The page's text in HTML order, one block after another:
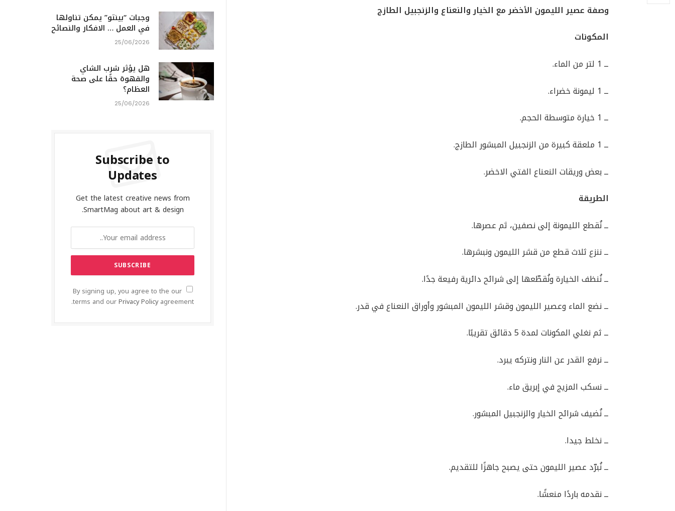
وصفة عصير الليمون الأخضر مع الخيار والنعناع والزنجبيل الطازج
المكونات
ــ 1 لتر من الماء.
ــ 1 ليمونة خضراء.
ــ 1 خيارة متوسطة الحجم.
ــ 1 ملعقة كبيرة من الزنجبيل المبشور الطازج.
ــ بعض وريقات النعناع الفتي الاخضر.
الطريقة
ــ نُقطع الليمونة إلى نصفين، ثم عصرها.
ــ ننزع ثلاث قطع من قشر الليمون ونبشرها.
ــ نُنظف الخيارة ونُقطّعها إلى شرائح دائرية رفيعة جدًا.
ــ نضع الماء وعصير الليمون وقشر الليمون المبشور وأوراق النعناع في قدر.
ــ ثم نغلي المكونات لمدة 5 دقائق تقريبًا.
ــ نرفع القدر عن النار ونتركه يبرد.
ــ نسكب المزيج في إبريق ماء.
ــ نُضيف شرائح الخيار والزنجبيل المبشور.
ــ نخلط جيدا.
ــ نُبرّد عصير الليمون حتى يصبح جاهزًا للتقديم.
ــ نقدمه باردًا منعشًا.
وجبات “بينتو” يمكن تناولها
في العمل … الافكار والنصائح
25/06/2026
هل يؤثر شرب الشاي
والقهوة حقًا على صحة
العظام؟
25/06/2026
Subscribe to
Updates
Get the latest creative news from
SmartMag about art & design.
By signing up, you agree to the our
terms and ourPrivacy Policyagreement.